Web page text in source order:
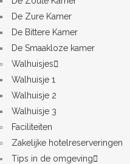
De Zure Kamer
De Bittere Kamer
De Smaakloze kamer
Walhuisjes
Walhuisje 1
Walhuisje 2
Walhuisje 3
Faciliteiten
Zakelijke hotelreserveringen
Tips in de omgeving